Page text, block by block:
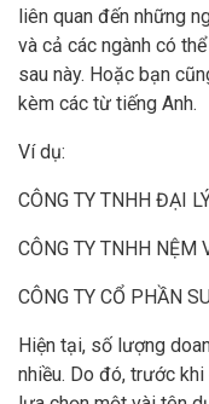
liên quan đến những
và cả các ngành có
sau này. Hoặc bạn
kèm các từ tiếng Anh.
Ví dụ:
CÔNG TY TNHH ĐẠI
CÔNG TY TNHH NỆM
CÔNG TY CỔ PHẦN
Hiện tại, số lượng
nhiều. Do đó, trước